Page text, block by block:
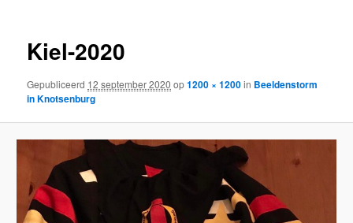
Kiel-2020
Gepubliceerd 12 september 2020 op1200 × 1200in Beeldenstorm
in Knotsenburg